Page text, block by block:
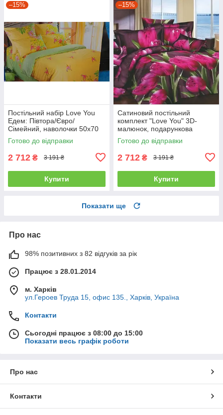
–15%
Постільний набір Love You
Едем: Півтора/Євро/
Сімейний, наволочки 50x70
полуторний
Готово до відправки
2 712 ₴ 3 191 ₴
Купити
–15%
Сатиновий постільний
комплект "Love You" 3D-
малюнок, подарункова
упаковка полуторний
Готово до відправки
2 712 ₴ 3 191 ₴
Купити
Показати ще
Про нас
98% позитивних з 82 відгуків за рік
Працює з 28.01.2014
м. Харків
ул.Героев Труда 15, офис 135., Харків, Україна
Контакти
Сьогодні працює з 08:00 до 15:00
Показати весь графік роботи
Про нас
Контакти